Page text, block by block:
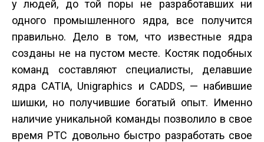
у людей, до той поры не разработавших ни
одного промышленного ядра, все получится
правильно. Дело в том, что известные ядра
созданы не на пустом месте. Костяк подобных
команд составляют специалисты, делавшие
ядра CATIA, Unigraphics и CADDS, — набившие
шишки, но получившие богатый опыт. Именно
наличие уникальной команды позволило в свое
время PTC довольно быстро разработать свое